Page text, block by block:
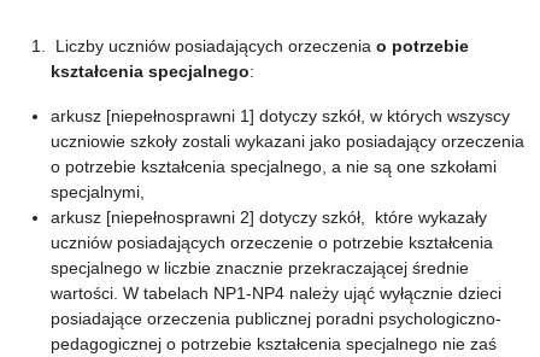
Liczby uczniów posiadających orzeczenia o potrzebie
kształcenia specjalnego:
arkusz [niepełnosprawni 1] dotyczy szkół, w których wszyscy
uczniowie szkoły zostali wykazani jako posiadający orzeczenia
o potrzebie kształcenia specjalnego, a nie są one szkołami
specjalnymi,
arkusz [niepełnosprawni 2] dotyczy szkół, które wykazały
uczniów posiadających orzeczenie o potrzebie kształcenia
specjalnego w liczbie znacznie przekraczającej średnie
wartości. W tabelach NP1-NP4 należy ująć wyłącznie dzieci
posiadające orzeczenia publicznej poradni psychologiczno-
pedagogicznej o potrzebie kształcenia specjalnego nie zaś